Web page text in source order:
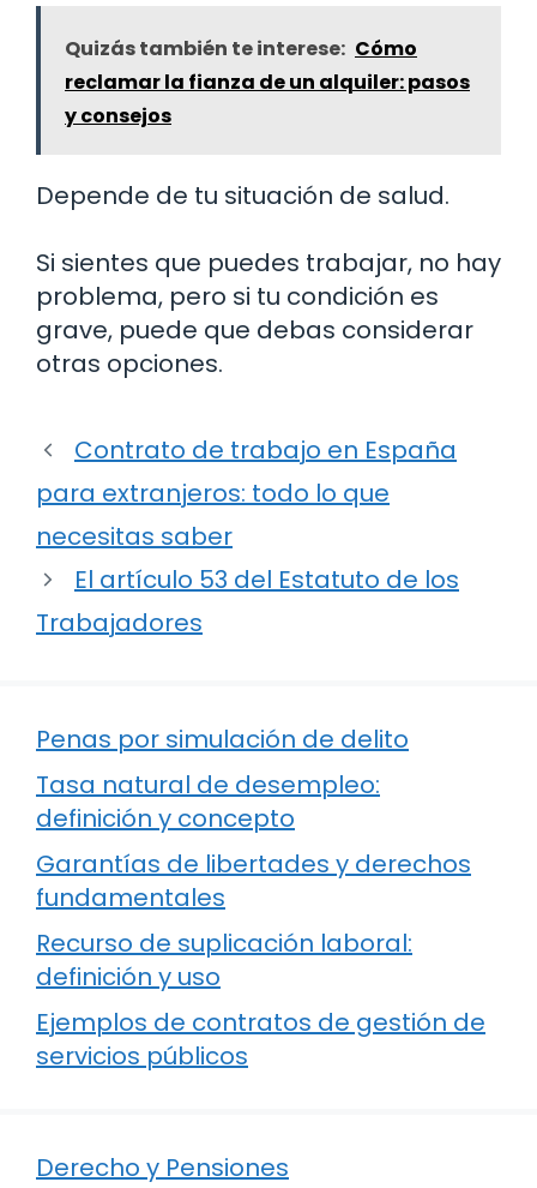
Quizás también te interese: Cómo
reclamar la fianza de un alquiler: pasos
y consejos
Depende de tu situación de salud.
Si sientes que puedes trabajar, no hay
problema, pero si tu condición es
grave, puede que debas considerar
otras opciones.
Contrato de trabajo en España
para extranjeros: todo lo que
necesitas saber
El artículo 53 del Estatuto de los
Trabajadores
Penas por simulación de delito
Tasa natural de desempleo:
definición y concepto
Garantías de libertades y derechos
fundamentales
Recurso de suplicación laboral:
definición y uso
Ejemplos de contratos de gestión de
servicios públicos
Derecho y Pensiones